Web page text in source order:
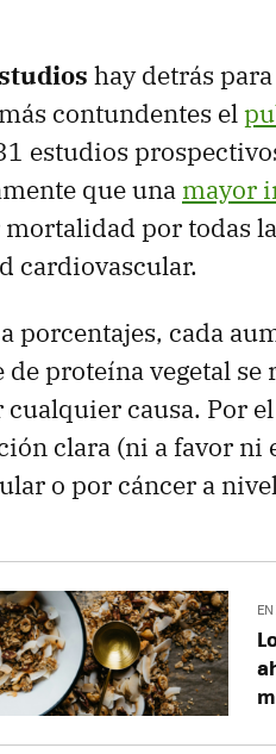
hay detrás
contundentes el
estudios
que una mayor
por todas
cardiovascular.
porcentajes, cada
de proteína vegetal
cualquier causa. Por
clara (ni a favor
o por cáncer a